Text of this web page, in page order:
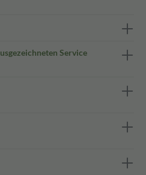
Service